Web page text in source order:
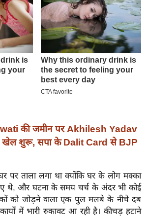
की जमीन पर Akhilesh Yadav
खेल शुरू, सपा के Dalit Card से BJP
पर ताला लगा था क्योंकि घर के लोग मक्का
हुए थे, और घटना के समय चर्च के अंदर भी कोई
को जोड़ने वाला एक पुल मलबे के नीचे दब
में भारी रुकावट आ रही है। कीचड़ हटाने